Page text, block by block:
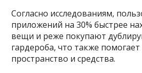
Согласно исследованиям,
приложений на 30% быстрее
вещи и реже покупают
гардероба, что также
пространство и средства.